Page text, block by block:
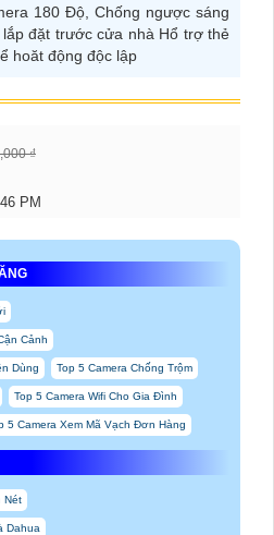
180 Độ, Chống ngược sáng
đặt trước cửa nhà Hổ trợ thẻ
hoăt động độc lập
₫
PM
Cảnh
Dùng Top 5 Camera Chống Trộm
Top 5 Camera Wifi Cho Gia Đình
5 Camera Xem Mã Vạch Đơn Hàng
Nét
Dahua